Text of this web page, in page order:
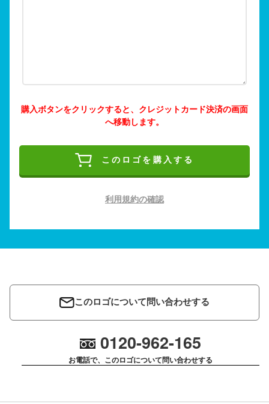
購入ボタンをクリックすると、クレジットカード決済の画面
へ移動します。
このロゴを購入する
利用規約の確認
このロゴについて問い合わせする
0120-962-165
お電話で、このロゴについて問い合わせする